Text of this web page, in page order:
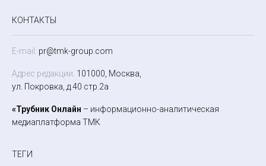
КОНТАКТЫ
E-mail: pr@tmk-group.com
Адрес редакции: 101000, Москва,
ул. Покровка, д.40 стр.2а
«Трубник Онлайн – информационно-аналитическая
медиаплатформа ТМК
ТЕГИ